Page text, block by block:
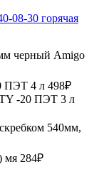
08-30 горячая
черный Amigo
ПЭТ 4 л 498₽
-20 ПЭТ 3 л
540мм,
мя 284₽